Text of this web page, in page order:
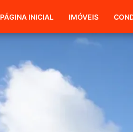
PÁGINA INICIAL IMÓVEIS